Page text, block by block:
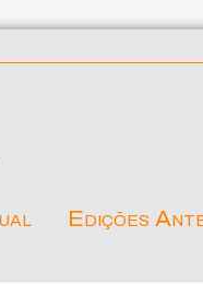
Edições